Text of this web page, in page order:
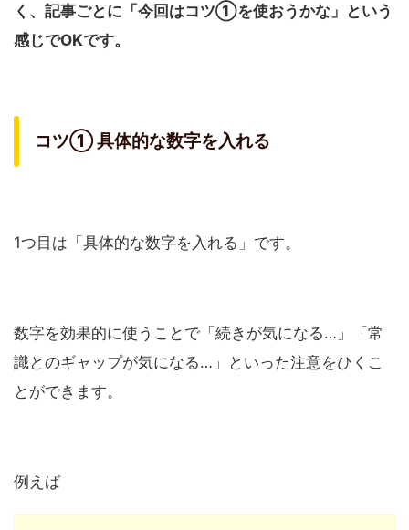
く、記事ごとに「今回はコツ①を使おうかな」という
感じでOKです。
コツ① 具体的な数字を入れる
1つ目は「具体的な数字を入れる」です。
数字を効果的に使うことで「続きが気になる…」「常
識とのギャップが気になる…」といった注意をひくこ
とができます。
例えば